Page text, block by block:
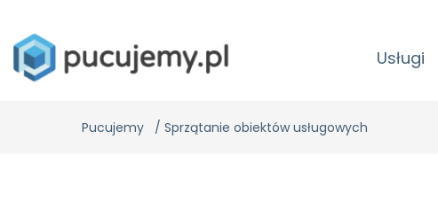
Usługi
Pucujemy / Sprzątanie obiektów usługowych